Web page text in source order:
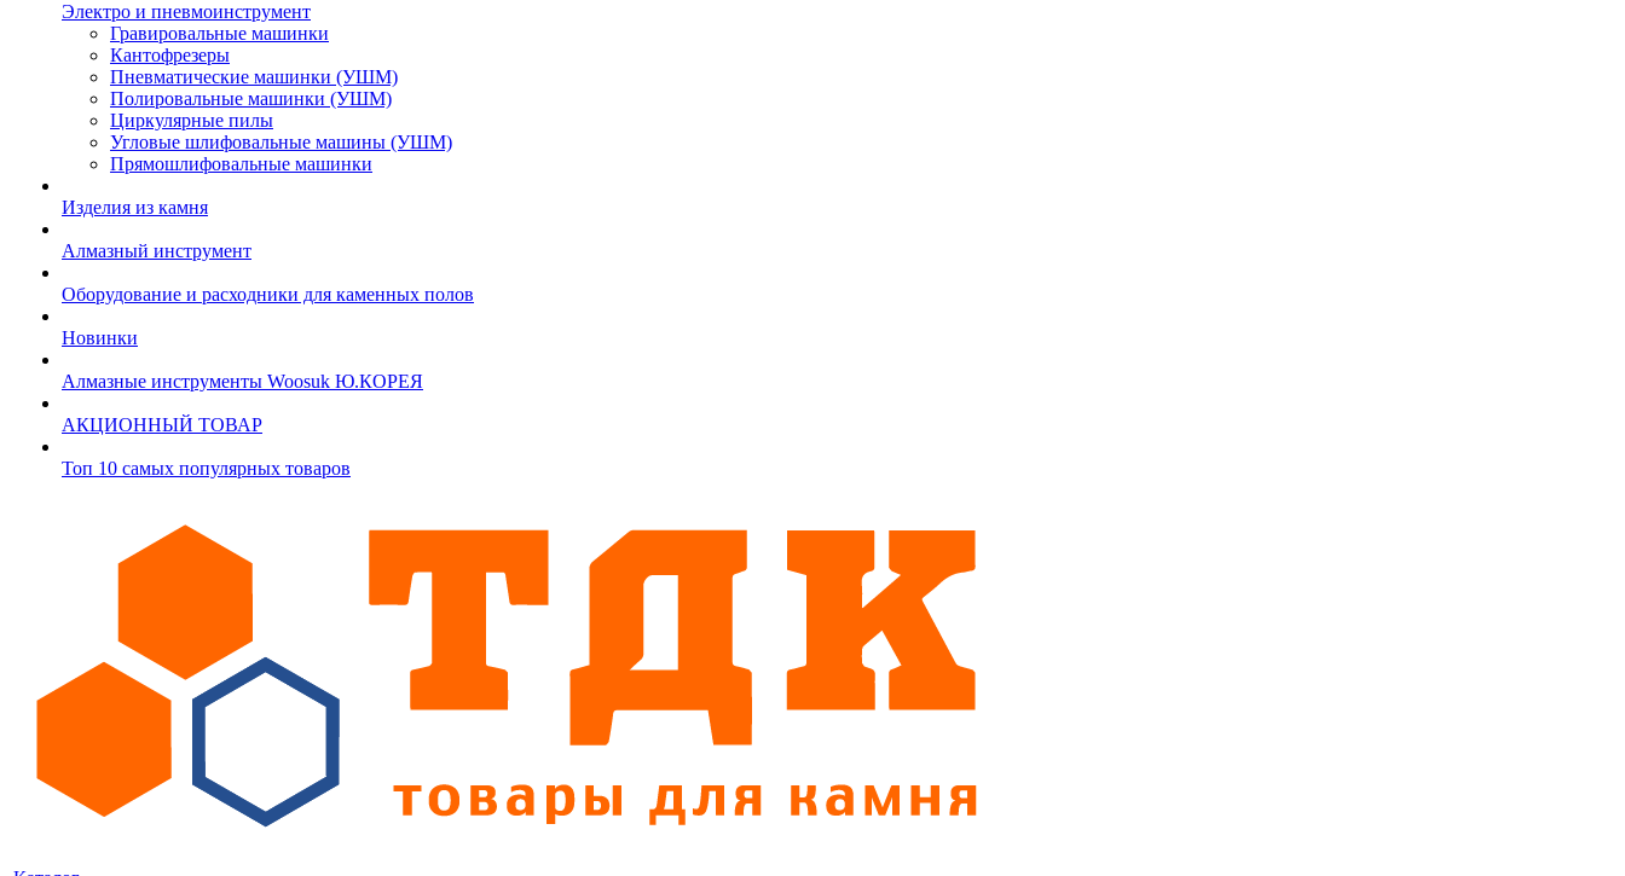
Электро и пневмоинструмент
Гравировальные машинки
Кантофрезеры
Пневматические машинки (УШМ)
Полировальные машинки (УШМ)
Циркулярные пилы
Угловые шлифовальные машины (УШМ)
Прямошлифовальные машинки
Изделия из камня
Алмазный инструмент
Оборудование и расходники для каменных полов
Новинки
Алмазные инструменты Woosuk Ю.КОРЕЯ
АКЦИОННЫЙ ТОВАР
Топ 10 самых популярных товаров